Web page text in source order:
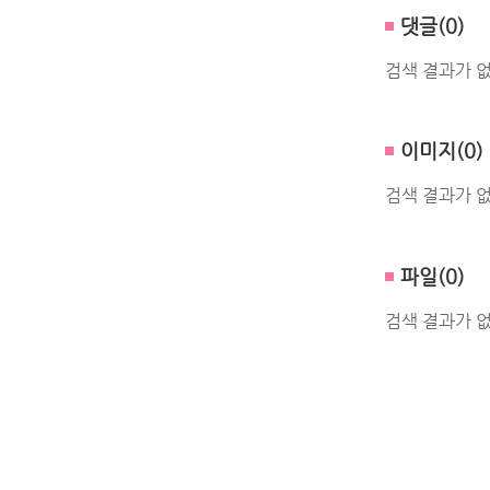
댓글(0)
검색 결과가
이미지(0)
검색 결과가
파일(0)
검색 결과가